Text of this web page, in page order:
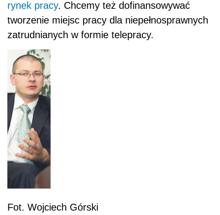
rynek pracy. Chcemy też dofinansowywać
tworzenie miejsc pracy dla niepełnosprawnych
zatrudnianych w formie telepracy.
Fot. Wojciech Górski